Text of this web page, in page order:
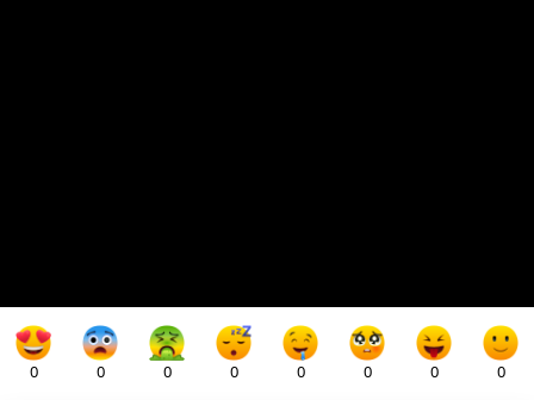
0 0 0 0 0 0 0 0